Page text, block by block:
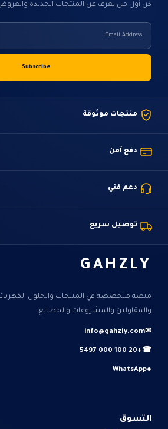
كن أول من يعرف عن المنتجات الجديدة والعروض
منتجات موثوقة
دفع آمن
دعم فني
توصيل سريع
GAHZLY
منصة متخصصة في المنتجات والحلول
والمقاولين والمشروعات والمصانع.
✉
info@gahzly.com
☎
+20 100 000 5497
●
WhatsApp
التسوق